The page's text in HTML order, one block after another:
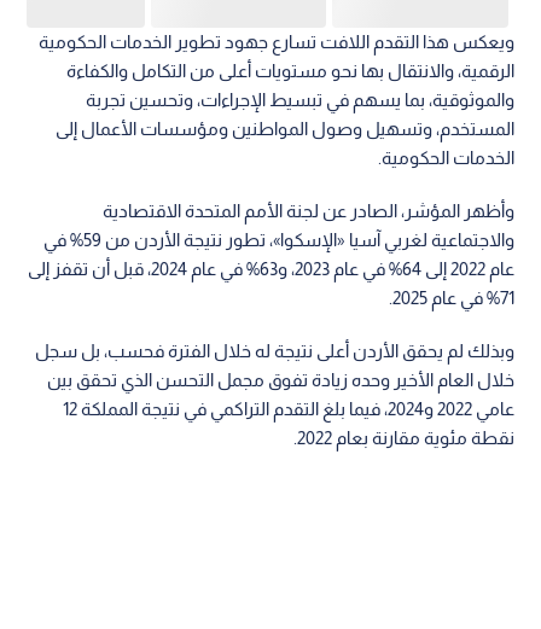
نقطة مئوية مقارنة بعام 2022.
وصنف التقرير الأردن ضمن الدول ذات مستوى «النضوج المتقدم»
في الخدمات الحكومية الرقمية، في نتيجة تعكس الأثر المتنامي